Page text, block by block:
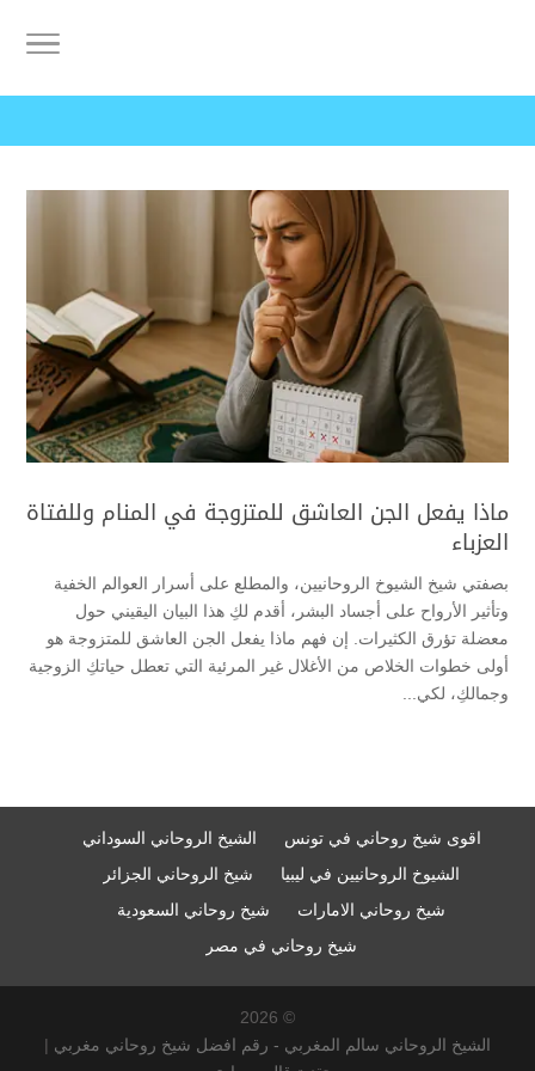
ماذا يفعل الجن العاشق للمتزوجة في المنام وللفتاة
العزباء
بصفتي شيخ الشيوخ الروحانيين، والمطلع على أسرار العوالم الخفية
وتأثير الأرواح على أجساد البشر، أقدم لكِ هذا البيان اليقيني حول
معضلة تؤرق الكثيرات. إن فهم ماذا يفعل الجن العاشق للمتزوجة هو
أولى خطوات الخلاص من الأغلال غير المرئية التي تعطل حياتكِ الزوجية
وجمالكِ، لكي...
اقوى شيخ روحاني في تونس
الشيخ الروحاني السوداني
الشيوخ الروحانيين في ليبيا
شيخ الروحاني الجزائر
شيخ روحاني الامارات
شيخ روحاني السعودية
شيخ روحاني في مصر
© 2026
الشيخ الروحاني سالم المغربي - رقم افضل شيخ روحاني مغربي |